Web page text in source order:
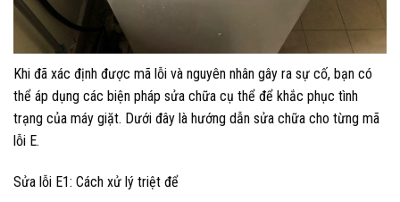
Khi đã xác định được mã lỗi và nguyên nhân gây ra sự cố, bạn có
thể áp dụng các biện pháp sửa chữa cụ thể để khắc phục tình
trạng của máy giặt. Dưới đây là hướng dẫn sửa chữa cho từng mã
lỗi E.
Sửa lỗi E1: Cách xử lý triệt để